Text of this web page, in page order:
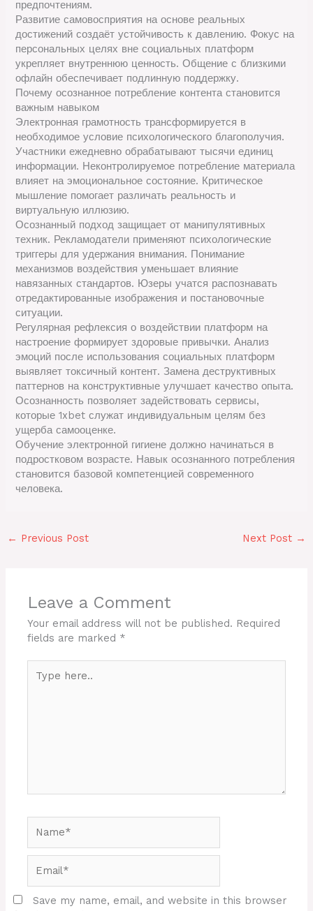
предпочтениям.
Развитие самовосприятия на основе реальных
достижений создаёт устойчивость к давлению. Фокус на
персональных целях вне социальных платформ
укрепляет внутреннюю ценность. Общение с близкими
офлайн обеспечивает подлинную поддержку.
Почему осознанное потребление контента становится
важным навыком
Электронная грамотность трансформируется в
необходимое условие психологического благополучия.
Участники ежедневно обрабатывают тысячи единиц
информации. Неконтролируемое потребление материала
влияет на эмоциональное состояние. Критическое
мышление помогает различать реальность и
виртуальную иллюзию.
Осознанный подход защищает от манипулятивных
техник. Рекламодатели применяют психологические
триггеры для удержания внимания. Понимание
механизмов воздействия уменьшает влияние
навязанных стандартов. Юзеры учатся распознавать
отредактированные изображения и постановочные
ситуации.
Регулярная рефлексия о воздействии платформ на
настроение формирует здоровые привычки. Анализ
эмоций после использования социальных платформ
выявляет токсичный контент. Замена деструктивных
паттернов на конструктивные улучшает качество опыта.
Осознанность позволяет задействовать сервисы,
которые 1xbet служат индивидуальным целям без
ущерба самооценке.
Обучение электронной гигиене должно начинаться в
подростковом возрасте. Навык осознанного потребления
становится базовой компетенцией современного
человека.
← Previous Post Next Post →
Leave a Comment
Your email address will not be published. Required
fields are marked *
here..
Save my name, email, and website in this browser